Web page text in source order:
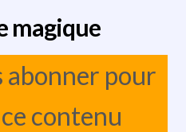
magique
abonner pour
contenu